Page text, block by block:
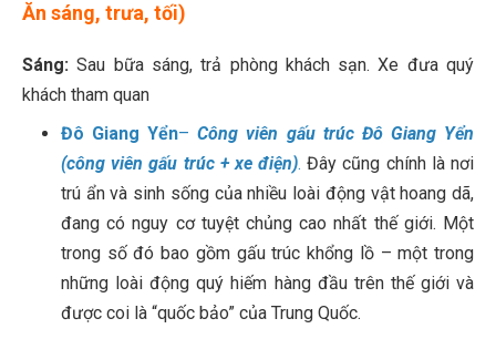
Ăn sáng, trưa, tối)
Sáng:Sau bữa sáng, trả phòng khách sạn. Xe đưa quý
khách tham quan
Đô Giang Yển–Công viên gấu trúc Đô Giang Yển
(công viên gấu trúc + xe điện). Đây cũng chính là nơi
trú ẩn và sinh sống của nhiều loài động vật hoang dã,
đang có nguy cơ tuyệt chủng cao nhất thế giới. Một
trong số đó bao gồm gấu trúc khổng lồ – một trong
những loài động quý hiếm hàng đầu trên thế giới và
được coi là “quốc bảo” của Trung Quốc.